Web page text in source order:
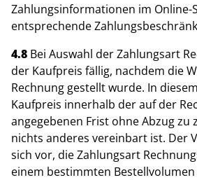
Zahlungsinformationen im Online-
entsprechende
4.8 Bei Auswahl der Zahlungsart
der Kaufpreis fällig, nachdem die
Rechnung gestellt wurde. In
Kaufpreis innerhalb der auf der
angegebenen Frist ohne Abzug zu
nichts anderes vereinbart ist. Der
sich vor, die Zahlungsart
einem bestimmten